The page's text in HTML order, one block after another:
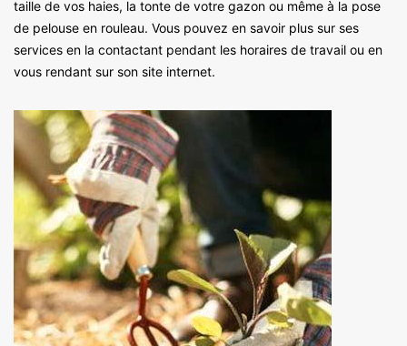
taille de vos haies, la tonte de votre gazon ou même à la pose
de pelouse en rouleau. Vous pouvez en savoir plus sur ses
services en la contactant pendant les horaires de travail ou en
vous rendant sur son site internet.